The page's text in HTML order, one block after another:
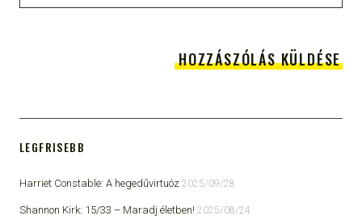
LEGFRISEBB
Harriet Constable: A hegedűvirtuóz 2025/09/28
Shannon Kirk: 15/33 ​– Maradj életben! 2025/08/24